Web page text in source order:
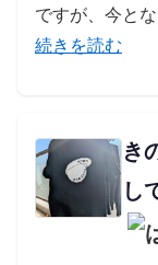
ですが、今と
続きを読む
き
し